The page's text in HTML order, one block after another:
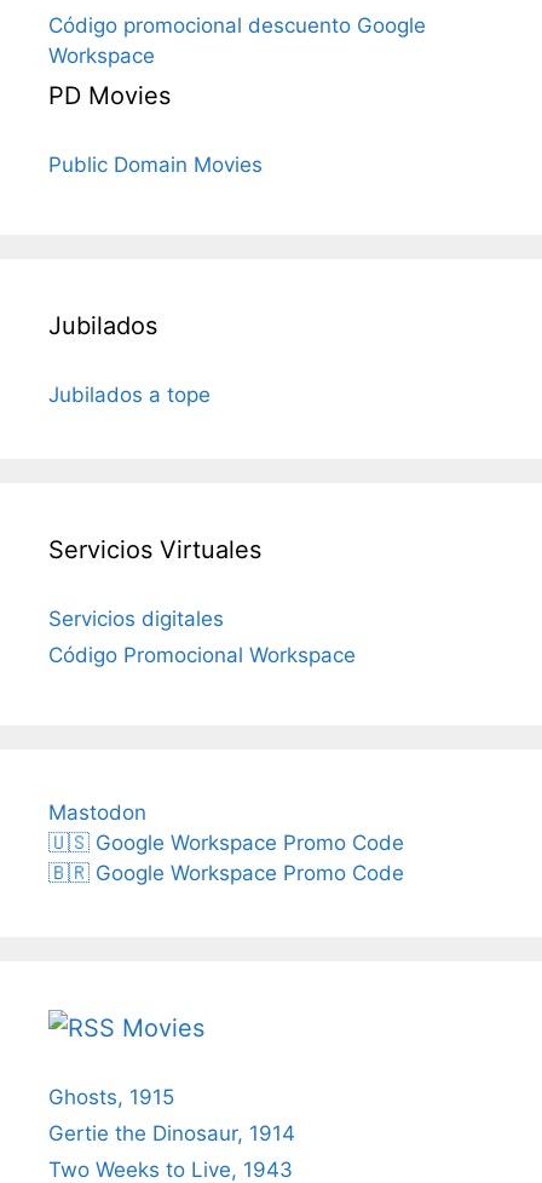
Código promocional descuento Google
Workspace
PD Movies
Public Domain Movies
Jubilados
Jubilados a tope
Servicios Virtuales
Servicios digitales
Código Promocional Workspace
Mastodon
🇺🇸 Google Workspace Promo Code
🇧🇷 Google Workspace Promo Code
Movies
Ghosts, 1915
Gertie the Dinosaur, 1914
Two Weeks to Live, 1943